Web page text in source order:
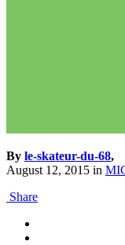
By le-skateur-du-68,
August 12, 2015 in
Share